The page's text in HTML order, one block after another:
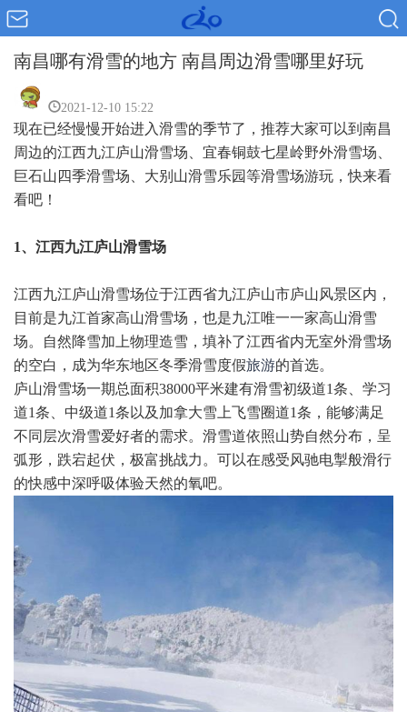
南昌哪有滑雪的地方 南昌周边滑雪哪里好玩
2021-12-10 15:22
现在已经慢慢开始进入滑雪的季节了，推荐大家可以到南昌
周边的江西九江庐山滑雪场、宜春铜鼓七星岭野外滑雪场、
巨石山四季滑雪场、大别山滑雪乐园等滑雪场游玩，快来看
看吧！
1、江西九江庐山滑雪场
江西九江庐山滑雪场位于江西省九江庐山市庐山风景区内，
目前是九江首家高山滑雪场，也是九江唯一一家高山滑雪
场。自然降雪加上物理造雪，填补了江西省内无室外滑雪场
的空白，成为华东地区冬季滑雪度假旅游的首选。
庐山滑雪场一期总面积38000平米建有滑雪初级道1条、学习
道1条、中级道1条以及加拿大雪上飞雪圈道1条，能够满足
不同层次滑雪爱好者的需求。滑雪道依照山势自然分布，呈
弧形，跌宕起伏，极富挑战力。可以在感受风驰电掣般滑行
的快感中深呼吸体验天然的氧吧。